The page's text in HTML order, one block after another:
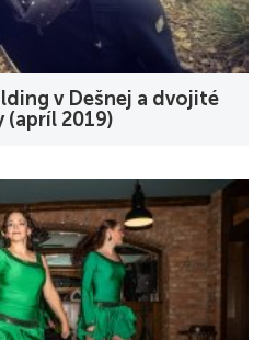
v Dešnej a dvojité
(apríl 2019)